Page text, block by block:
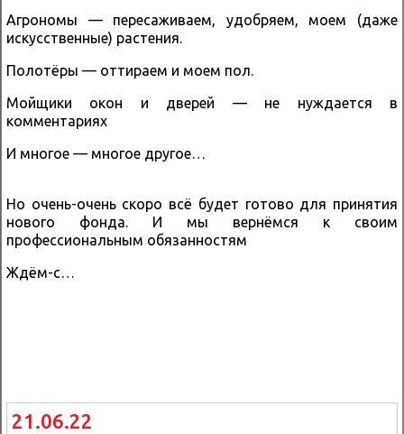
Агрономы — пересаживаем, удобряем, моем (даже
искусственные) растения.
Полотёры — оттираем и моем пол.
Мойщики окон и дверей — не нуждается в
комментариях
И многое — многое другое…
Но очень-очень скоро всё будет готово для принятия
нового фонда. И мы вернёмся к своим
профессиональным обязанностям
Ждём-с…
21.06.22